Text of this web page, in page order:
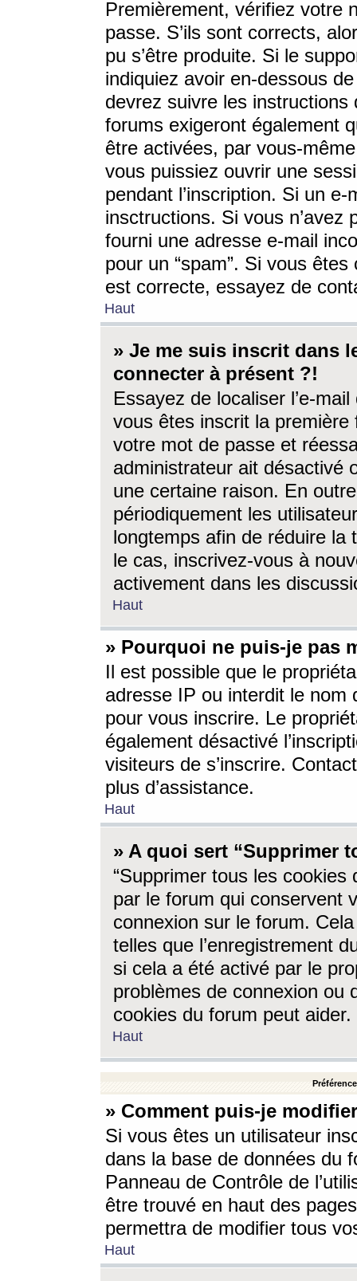
Premièrement, vérifiez votre
passe. S’ils sont corrects,
pu s’être produite. Si le
indiquiez avoir en-dessous
devrez suivre les
forums exigeront également
être activées, par vous-
vous puissiez ouvrir une
pendant l’inscription. Si un
insctructions. Si vous n’avez
fourni une adresse e-mail
pour un “spam”. Si vous
est correcte, essayez de
Haut
» Je me suis inscrit dans
connecter à présent ?!
Essayez de localiser l’e-
vous êtes inscrit la première
votre mot de passe et
administrateur ait désactivé
une certaine raison. En
périodiquement les
longtemps afin de réduire la
le cas, inscrivez-vous à
activement dans les
Haut
» Pourquoi ne puis-je pas
Il est possible que le
adresse IP ou interdit le nom
pour vous inscrire. Le
également désactivé
visiteurs de s’inscrire.
plus d’assistance.
Haut
» A quoi sert “Supprimer
“Supprimer tous les cookies
par le forum qui conservent
connexion sur le forum.
telles que l’enregistrement
si cela a été activé par le
problèmes de connexion ou
cookies du forum peut aider.
Haut
» Comment puis-je
Si vous êtes un utilisateur
dans la base de données du
Panneau de Contrôle de
être trouvé en haut des
permettra de modifier tous
Haut